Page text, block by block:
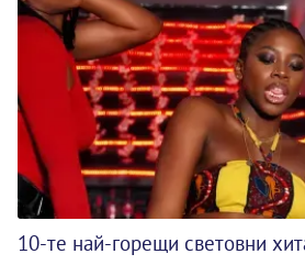
10-те най-горещи световни